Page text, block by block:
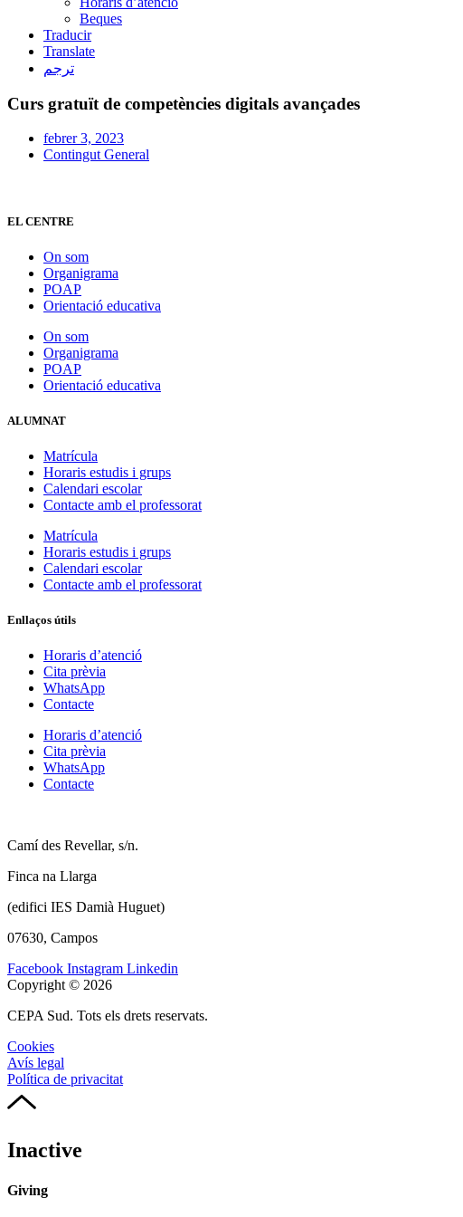
Beques
Traducir
Translate
ترجم
Curs gratuït de competències digitals avançades
febrer 3, 2023
Contingut General
EL CENTRE
On som
Organigrama
POAP
Orientació educativa
On som
Organigrama
POAP
Orientació educativa
ALUMNAT
Matrícula
Horaris estudis i grups
Calendari escolar
Contacte amb el professorat
Matrícula
Horaris estudis i grups
Calendari escolar
Contacte amb el professorat
Enllaços útils
Horaris d’atenció
Cita prèvia
WhatsApp
Contacte
Horaris d’atenció
Cita prèvia
WhatsApp
Contacte
Camí des Revellar, s/n.
Finca na Llarga
(edifici IES Damià Huguet)
07630, Campos
Facebook Instagram Linkedin
Copyright © 2026
CEPA Sud. Tots els drets reservats.
Cookies
Avís legal
Política de privacitat
Inactive
Giving